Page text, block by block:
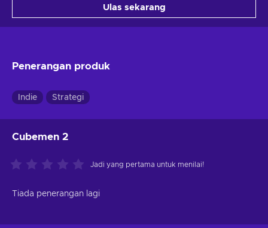
Ulas sekarang
Penerangan produk
Indie Strategi
Cubemen 2
Jadi yang pertama untuk menilai!
Tiada penerangan lagi